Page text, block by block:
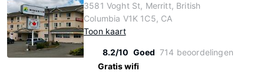
3581 Voght St, Merritt, British
Columbia V1K 1C5, CA
Toon kaart
8.2/10 Goed 714 beoordelingen
Gratis wifi